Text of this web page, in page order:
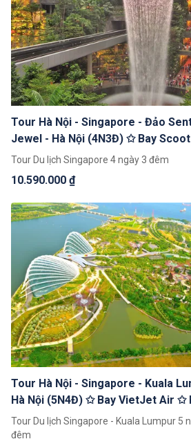
Tour Hà Nội - Singapore - Đảo
Jewel - Hà Nội (4N3Đ) ✩ Bay
Khách Sạn 4*
Tour Du lịch Singapore 4 ngày 3 đêm
10.590.000 ₫
Tour Hà Nội - Singapore - Kuala
Hà Nội (5N4Đ) ✩ Bay VietJet Air ✩
Sạn 3*
Tour Du lịch Singapore - Kuala Lumpur 5
đêm